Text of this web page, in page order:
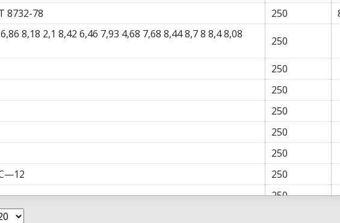
8732-78
250
8,18 2,1 8,42 6,46 7,93 4,68 7,68 8,44 8,7 8 8,4 8,08
250
250
250
250
250
250
250
250